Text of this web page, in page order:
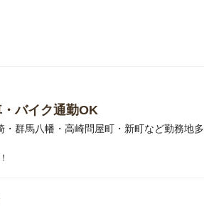
バイク通勤OK
・群馬八幡・高崎問屋町・新町など勤務地多